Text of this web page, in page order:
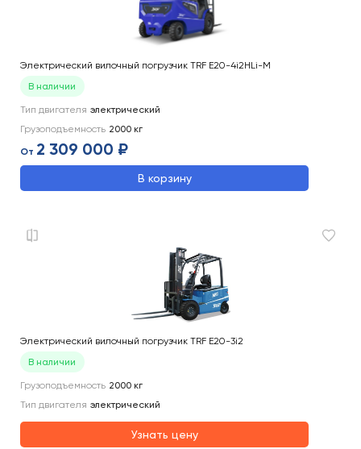
Электрический вилочный погрузчик TRF E20-4i2HLi-M
В наличии
Тип двигателя электрический
Грузоподъемность 2000 кг
От 2 309 000 ₽
В корзину
Электрический вилочный погрузчик TRF E20-3i2
В наличии
Грузоподъемность 2000 кг
Тип двигателя электрический
Узнать цену